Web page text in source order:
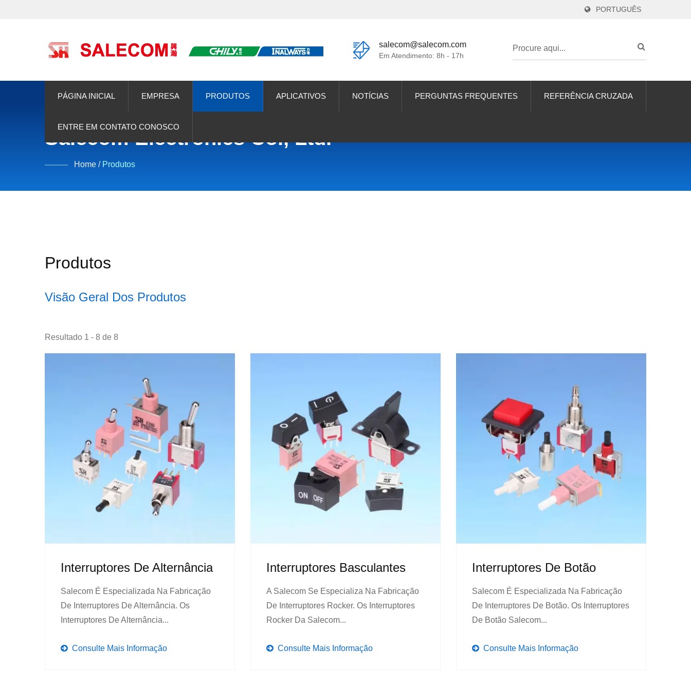
PORTUGUÊS
salecom@salecom.com
Em Atendimento: 8h - 17h
PÁGINA INICIAL EMPRESA PRODUTOS APLICATIVOS NOTÍCIAS PERGUNTAS FREQUENTES REFERÊNCIA CRUZADA
ENTRE EM CONTATO CONOSCO
Salecom Electronics Co., Ltd.
Home / Produtos
Produtos
Visão Geral Dos Produtos
Resultado 1 - 8 de 8
Interruptores De Alternância
Salecom É Especializada Na Fabricação
De Interruptores De Alternância. Os
Interruptores De Alternância...
Consulte Mais Informação
Interruptores Basculantes
A Salecom Se Especializa Na Fabricação
De Interruptores Rocker. Os Interruptores
Rocker Da Salecom...
Consulte Mais Informação
Interruptores De Botão
Salecom É Especializada Na Fabricação
De Interruptores De Botão. Os Interruptores
De Botão Salecom...
Consulte Mais Informação